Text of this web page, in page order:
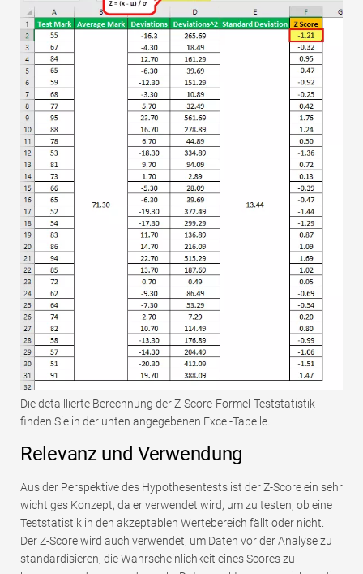
Die detaillierte Berechnung der Z-Score-Formel-Teststatistik
finden Sie in der unten angegebenen Excel-Tabelle.
Relevanz und Verwendung
Aus der Perspektive des Hypothesentests ist der Z-Score ein sehr
wichtiges Konzept, da er verwendet wird, um zu testen, ob eine
Teststatistik in den akzeptablen Wertebereich fällt oder nicht.
Der Z-Score wird auch verwendet, um Daten vor der Analyse zu
standardisieren, die Wahrscheinlichkeit eines Scores zu